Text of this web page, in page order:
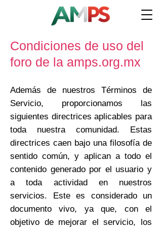
Condiciones de uso del
foro de la amps.org.mx
Además de nuestros Términos de
Servicio, proporcionamos las
siguientes directrices aplicables para
toda nuestra comunidad. Estas
directrices caen bajo una filosofía de
sentido común, y aplican a todo el
contenido generado por el usuario y
a toda actividad en nuestros
servicios. Este es considerado un
documento vivo, ya que, con el
objetivo de mejorar el servicio, los